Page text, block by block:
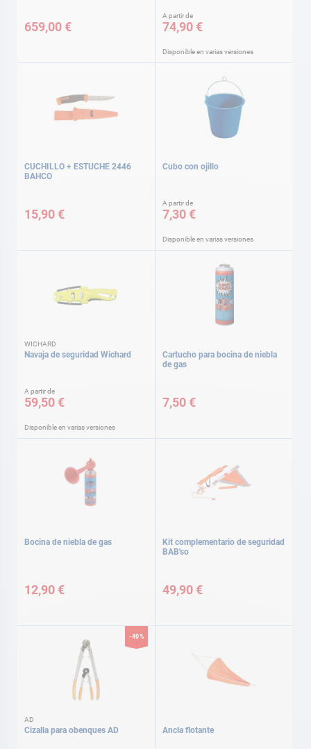
659,00 €
A partir de
74,90 €
Disponible en varias versiones
CUCHILLO + ESTUCHE 2446
BAHCO
15,90 €
Cubo con ojillo
A partir de
7,30 €
Disponible en varias versiones
WICHARD
Navaja de seguridad Wichard
A partir de
59,50 €
Disponible en varias versiones
Cartucho para bocina de niebla
de gas
7,50 €
Bocina de niebla de gas
12,90 €
Kit complementario de seguridad
BAB'so
49,90 €
-40%
AD
Cizalla para obenques AD Ancla flotante